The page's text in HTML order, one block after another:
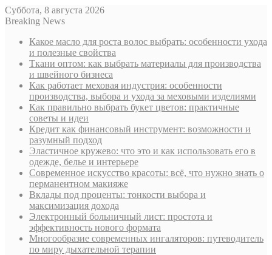
Суббота, 8 августа 2026
Breaking News
Какое масло для роста волос выбрать: особенности ухода
и полезные свойства
Ткани оптом: как выбрать материалы для производства
и швейного бизнеса
Как работает меховая индустрия: особенности
производства, выбора и ухода за меховыми изделиями
Как правильно выбрать букет цветов: практичные
советы и идеи
Кредит как финансовый инструмент: возможности и
разумный подход
Эластичное кружево: что это и как использовать его в
одежде, белье и интерьере
Современное искусство красоты: всё, что нужно знать о
перманентном макияже
Вклады под проценты: тонкости выбора и
максимизация дохода
Электронный больничный лист: простота и
эффективность нового формата
Многообразие современных ингаляторов: путеводитель
по миру дыхательной терапии